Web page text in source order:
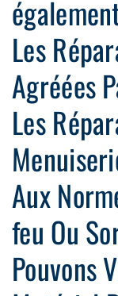
Les
Agréées
Les
Aux
feu Ou
Pouvons